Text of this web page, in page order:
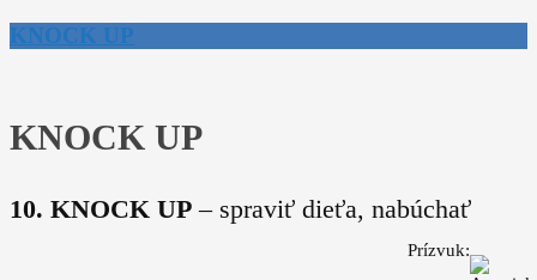
KNOCK UP
KNOCK UP
10. KNOCK UP – spraviť dieťa, nabúchať
Prízvuk: